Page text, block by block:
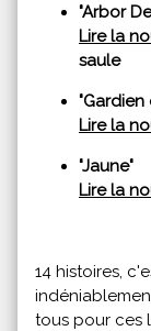
"Arbor
Lire la
saule
"Gardien
Lire la
"Jaune"
Lire la
14 histoires,
tous pour ces